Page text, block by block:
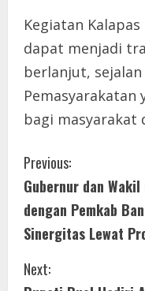
Kegiatan
dapat menjadi
berlanjut,
bagi masyarakat
C
o
n
t
Previous:
Gubernur dan
dengan Pemkab
Sinergitas Lewat
Next: